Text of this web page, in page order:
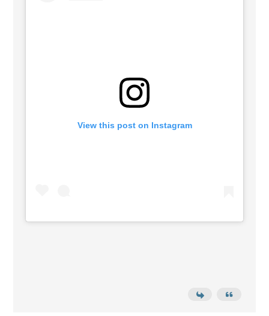
View this post on Instagram